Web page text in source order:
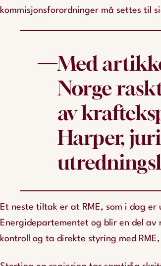
kommisjonsforordninger må settes til
Med
Norge
av
Harper,
Et neste tiltak er at RME, som i dag
Energidepartementet og blir en del av
kontroll og ta direkte styring med